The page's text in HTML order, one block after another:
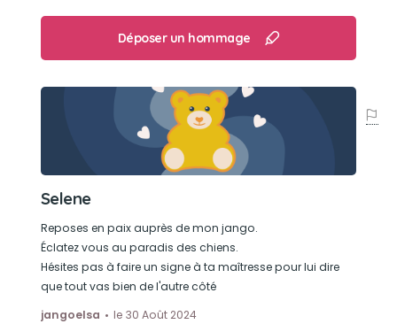
C'était ma meilleure amie.
Son jouet préféré
Les balle de tennis
Son loisir préféré
Les balades le soir
Déposer un hommage
Selene
Reposes en paix auprès de mon jango.
Éclatez vous au paradis des chiens.
Hésites pas à faire un signe à ta maîtresse pour lui dire
que tout vas bien de l'autre côté
jangoelsa
le 30 Août 2024